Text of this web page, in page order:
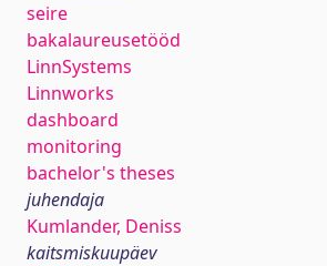
seire
bakalaureusetööd
LinnSystems
Linnworks
dashboard
monitoring
bachelor's theses
juhendaja
Kumlander, Deniss
kaitsmiskuupäev